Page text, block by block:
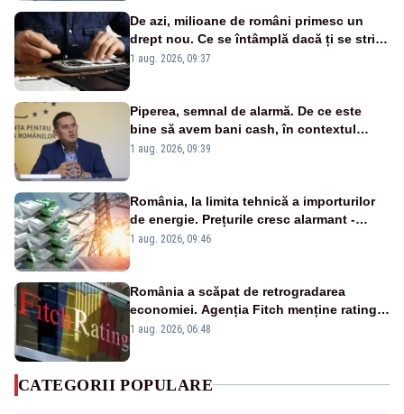
De azi, milioane de români primesc un
drept nou. Ce se întâmplă dacă ți se strică
un produs
1 aug. 2026, 09:37
Piperea, semnal de alarmă. De ce este
bine să avem bani cash, în contextul
alertei energetice?
1 aug. 2026, 09:39
România, la limita tehnică a importurilor
de energie. Prețurile cresc alarmant -
Analiză Realitatea Plus
1 aug. 2026, 09:46
România a scăpat de retrogradarea
economiei. Agenția Fitch menține ratingul
„BBB-” cu perspectivă negativă
1 aug. 2026, 06:48
CATEGORII POPULARE